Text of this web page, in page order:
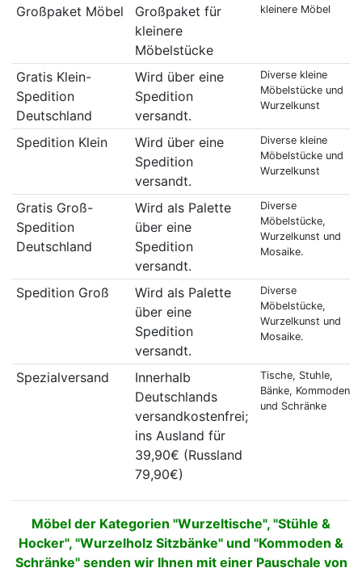
Großpaket Möbel
Großpaket für
kleinere
Möbelstücke
kleinere Möbel
Gratis Klein-
Spedition
Deutschland
Wird über eine
Spedition
versandt.
Diverse kleine
Möbelstücke und
Wurzelkunst
Spedition Klein
Wird über eine
Spedition
versandt.
Diverse kleine
Möbelstücke und
Wurzelkunst
Gratis Groß-
Spedition
Deutschland
Wird als Palette
über eine
Spedition
versandt.
Diverse
Möbelstücke,
Wurzelkunst und
Mosaike.
Spedition Groß
Wird als Palette
über eine
Spedition
versandt.
Diverse
Möbelstücke,
Wurzelkunst und
Mosaike.
Spezialversand
Innerhalb
Deutschlands
versandkostenfrei;
ins Ausland für
39,90€ (Russland
79,90€)
Tische, Stuhle,
Bänke, Kommoden
und Schränke
Möbel der Kategorien "Wurzeltische", "Stühle &
Hocker", "Wurzelholz Sitzbänke" und "Kommoden &
Schränke" senden wir Ihnen mit einer Pauschale von